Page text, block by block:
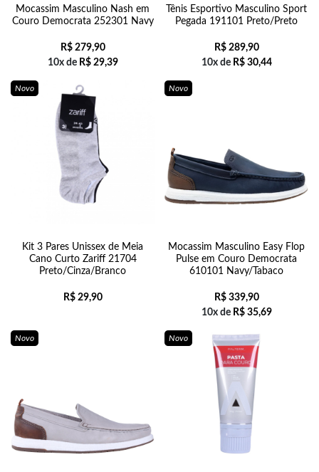
Mocassim Masculino Nash em
Couro Democrata 252301 Navy
R$279,90
10x de R$29,39
Tênis Esportivo Masculino Sport
Pegada 191101 Preto/Preto
R$289,90
10x de R$30,44
Novo
Kit 3 Pares Unissex de Meia
Cano Curto Zariff 21704
Preto/Cinza/Branco
R$29,90
Novo
Mocassim Masculino Easy Flop
Pulse em Couro Democrata
610101 Navy/Tabaco
R$339,90
10x de R$35,69
Novo Novo